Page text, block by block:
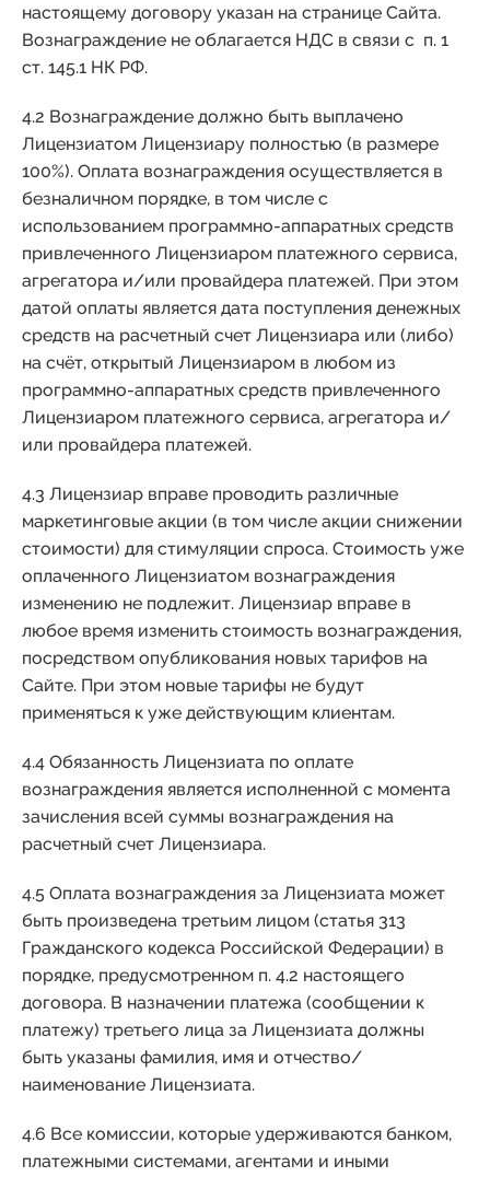
настоящему договору указан на странице Сайта.
Вознаграждение не облагается НДС в связи с п. 1
ст. 145.1 НК РФ.
4.2 Вознаграждение должно быть выплачено
Лицензиатом Лицензиару полностью (в размере
100%). Оплата вознаграждения осуществляется в
безналичном порядке, в том числе с
использованием программно-аппаратных средств
привлеченного Лицензиаром платежного сервиса,
агрегатора и/или провайдера платежей. При этом
датой оплаты является дата поступления денежных
средств на расчетный счет Лицензиара или (либо)
на счёт, открытый Лицензиаром в любом из
программно-аппаратных средств привлеченного
Лицензиаром платежного сервиса, агрегатора и/
или провайдера платежей.
4.3 Лицензиар вправе проводить различные
маркетинговые акции (в том числе акции снижении
стоимости) для стимуляции спроса. Стоимость уже
оплаченного Лицензиатом вознаграждения
изменению не подлежит. Лицензиар вправе в
любое время изменить стоимость вознаграждения,
посредством опубликования новых тарифов на
Сайте. При этом новые тарифы не будут
применяться к уже действующим клиентам.
4.4 Обязанность Лицензиата по оплате
вознаграждения является исполненной с момента
зачисления всей суммы вознаграждения на
расчетный счет Лицензиара.
4.5 Оплата вознаграждения за Лицензиата может
быть произведена третьим лицом (статья 313
Гражданского кодекса Российской Федерации) в
порядке, предусмотренном п. 4.2 настоящего
договора. В назначении платежа (сообщении к
платежу) третьего лица за Лицензиата должны
быть указаны фамилия, имя и отчество/
наименование Лицензиата.
4.6 Все комиссии, которые удерживаются банком,
платежными системами, агентами и иными